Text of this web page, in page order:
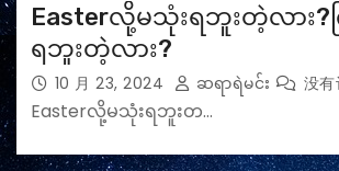
Easterလို့မသုံးရဘူးတဲ့လား?
ရဘူးတဲ့လား?
10 月 23, 2024 ဆရာရဲမင်း 没
Easterလို့မသုံးရဘူးတ…